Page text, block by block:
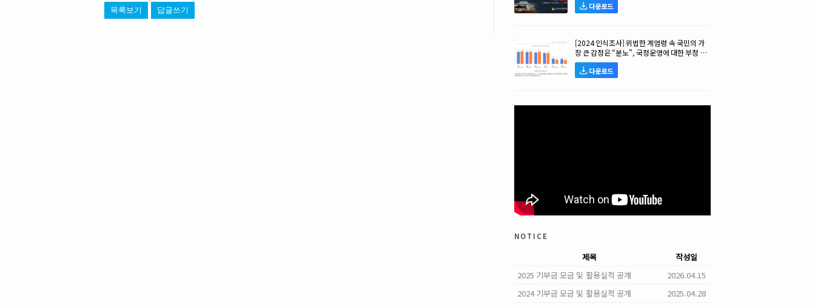
목록보기 답글쓰기 다운로드
[2024 인식조사] 위법한 계엄령 속 국민의 가
장 큰 감정은 “분노”, 국정운영에 대한 부정 평
가 높아!
다운로드
notice
제목
작성일
2025 기부금 모금 및 활용실적 공개
2026.04.15
2024 기부금 모금 및 활용실적 공개
2025.04.28